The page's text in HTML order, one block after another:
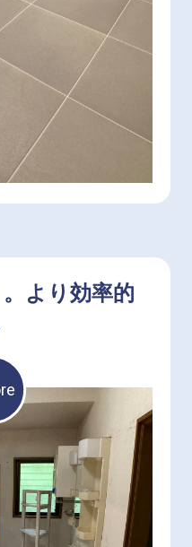
水クッションフロア
より効率的